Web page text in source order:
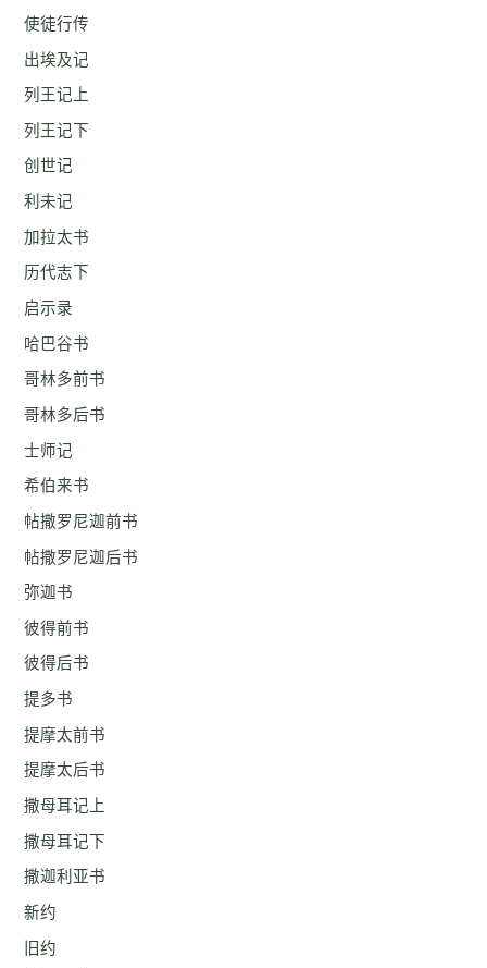
使徒行传
出埃及记
列王记上
列王记下
创世记
利未记
加拉太书
历代志下
启示录
哈巴谷书
哥林多前书
哥林多后书
士师记
希伯来书
帖撒罗尼迦前书
帖撒罗尼迦后书
弥迦书
彼得前书
彼得后书
提多书
提摩太前书
提摩太后书
撒母耳记上
撒母耳记下
撒迦利亚书
新约
旧约